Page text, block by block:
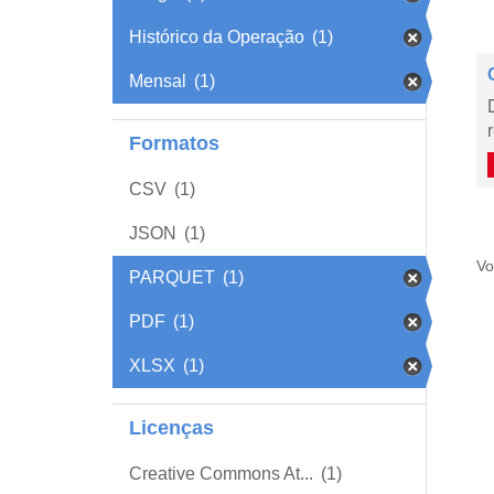
Histórico da Operação (1)
Mensal (1)
Formatos
CSV (1)
JSON (1)
PARQUET (1)
PDF (1)
XLSX (1)
Licenças
Creative Commons At... (1)